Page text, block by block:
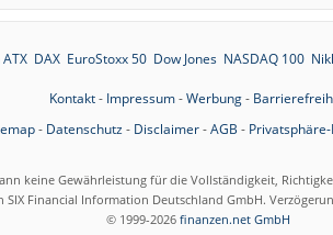
DAX EuroStoxx 50 Dow Jones NASDAQ 100
Kontakt- Impressum-Werbung-
- Datenschutz- Disclaimer-AGB -
keine Gewährleistung für die Vollständigkeit,
Financial Information Deutschland GmbH.
© 1999-2026 finanzen.net GmbH